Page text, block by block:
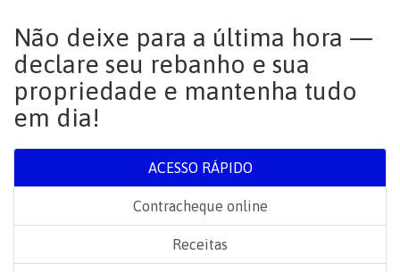
Não deixe para a última hora —
declare seu rebanho e sua
propriedade e mantenha tudo
em dia!
ACESSO RÁPIDO
Contracheque online
Receitas